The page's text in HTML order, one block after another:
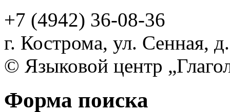
+7 (4942) 36-08-36
г. Кострома, ул. Сенная,
© Языковой центр
Форма поиска